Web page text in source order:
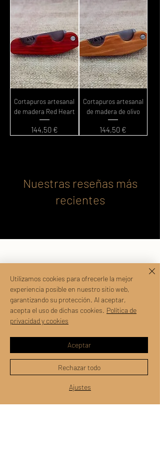
Cortapuros artesanal
de madera Red Heart
Precio
144,50 €
Cortapuros artesanal
de madera de olivo
Precio
144,50 €
Nuestras reseñas más
recientes
coltelliartigianalimanca@gmail.com
whatsapp:+39-3518725650
Via Bellini, 1 (maps: via S'Ena) -
07016 Pattada (SS)
Utilizamos cookies para ofrecerle la mejor
experiencia posible en nuestro sitio web,
garantizando su protección. Al aceptar,
acepta el uso de dichas cookies. Política de
privacidad y cookies
Ajustes
Rechazar todo
Aceptar